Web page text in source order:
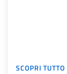
SCOPRI TUTTO